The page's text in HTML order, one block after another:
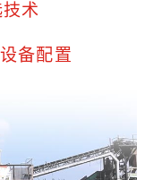
术
备配置